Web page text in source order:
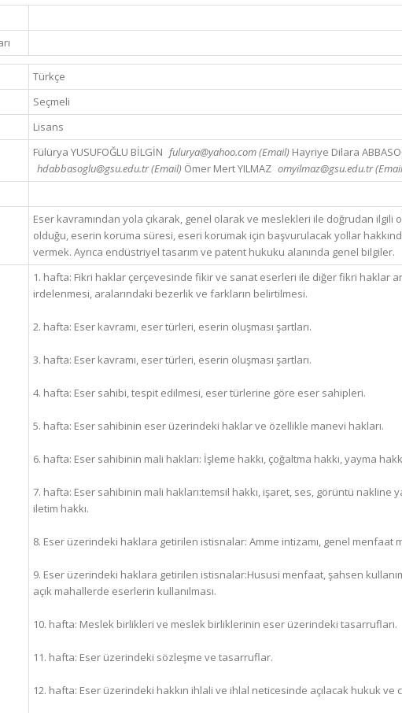
Türkçe
Seçmeli
Lisans
Fülürya YUSUFOĞLU BİLGİN fulurya@yahoo.com (Email) Hayriye Dilara
hdabbasoglu@gsu.edu.tr (Email) Ömer Mert YILMAZ omyilmaz@gsu.edu.tr
Eser kavramından yola çıkarak, genel olarak ve meslekleri ile doğrudan ilgili
olduğu, eserin koruma süresi, eseri korumak için başvurulacak yollar
vermek. Ayrıca endüstriyel tasarım ve patent hukuku alanında genel bilgiler.
1. hafta: Fikri haklar çerçevesinde fikir ve sanat eserleri ile diğer fikri haklar
irdelenmesi, aralarındaki bezerlik ve farkların belirtilmesi.
2. hafta: Eser kavramı, eser türleri, eserin oluşması şartları.
3. hafta: Eser kavramı, eser türleri, eserin oluşması şartları.
4. hafta: Eser sahibi, tespit edilmesi, eser türlerine göre eser sahipleri.
5. hafta: Eser sahibinin eser üzerindeki haklar ve özellikle manevi hakları.
6. hafta: Eser sahibinin mali hakları: İşleme hakkı, çoğaltma hakkı, yayma
7. hafta: Eser sahibinin mali hakları:temsil hakkı, işaret, ses, görüntü nakline
iletim hakkı.
8. Eser üzerindeki haklara getirilen istisnalar: Amme intizamı, genel menfaat
9. Eser üzerindeki haklara getirilen istisnalar:Hususi menfaat, şahsen
açık mahallerde eserlerin kullanılması.
10. hafta: Meslek birlikleri ve meslek birliklerinin eser üzerindeki tasarrufları.
11. hafta: Eser üzerindeki sözleşme ve tasarruflar.
12. hafta: Eser üzerindeki hakkın ihlali ve ihlal neticesinde açılacak hukuk ve